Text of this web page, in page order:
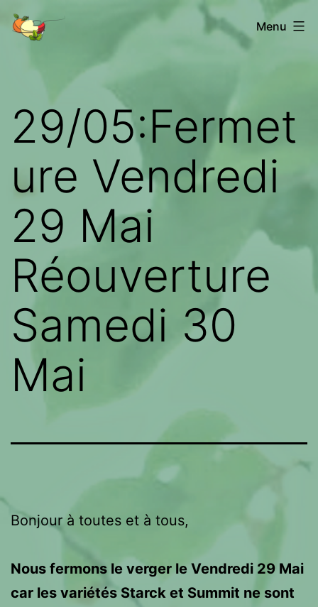
Aller
auLes
Menu
29/05:Fermet
ure Vendredi
29 Mai
Réouverture
Samedi 30
Mai
Bonjour à toutes et à tous,
Nous fermons le verger le Vendredi 29 Mai
car les variétés Starck et Summit ne sont